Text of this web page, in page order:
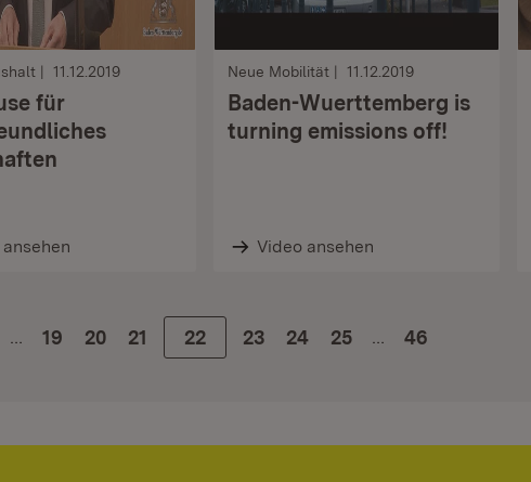
11.12.2019
für
Neue Mobilität 11.12.2019
Baden-Wuerttemberg is
turning emissions off!
Video ansehen
Zur Seite
19 Zur Seite
20 Zur Seite
21 Zur Seite
22 Zur Seite
23 Zur Seite
24 Zur Seite
25 46